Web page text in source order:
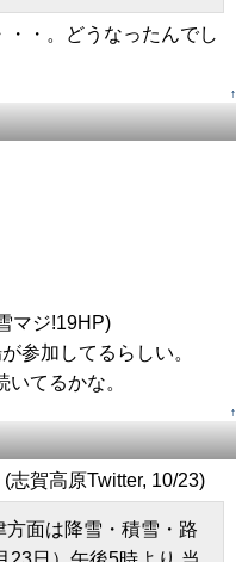
・。どうなったんでし
↑
マジ!19HP)
参加してるらしい。
てるかな。
↑
(志賀高原Twitter, 10/23)
方面は降雪・積雪・路